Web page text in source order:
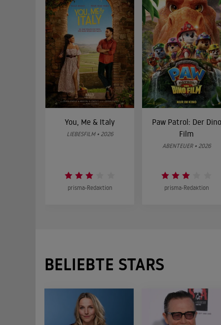
You, Me & Italy
LIEBESFILM • 2026
prisma-Redaktion
Paw Patrol: Der Dino
Film
ABENTEUER • 2026
prisma-Redaktion
BELIEBTE STARS